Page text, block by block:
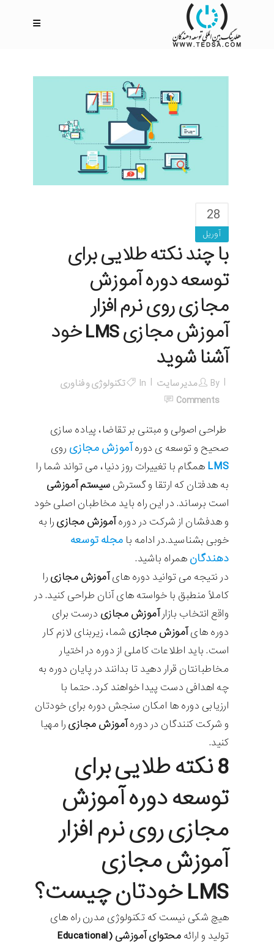
28
آوریل
با چند نکته طلایی برای
توسعه دوره آموزش
مجازی روی نرم افزار
آموزش مجازی LMS خود
آشنا شوید
By مدیر سایت In
تکنولوژی و فناوری
Comments
طراحی اصولی و مبتنی بر تقاضا، پیاده سازی
صحیح و توسعه ی دورهآموزش مجازی روی
LMS همگام با تغییرات روز دنیا، می تواند شما را
به هدفتان که ارتقا و گسترش سیستم آموزشی
است برساند. در این راه باید مخاطبان اصلی خود
و هدفشان از شرکت در دورهآموزش مجازی را به
خوبی بشناسید.در ادامه با مجله توسعه
دهندگان همراه باشید.
در نتیجه می توانید دوره هایآموزش مجازی را
کاملاً منطبق با خواسته های آنان طراحی کنید. در
واقع انتخاب بازارآموزش مجازی درست برای
دوره هایآموزش مجازی شما، زیربنای لازم کار
است. باید اطلاعات کاملی از دوره در اختیار
مخاطبانتان قرار دهید تا بدانند در پایان دوره به
چه اهدافی دست پیدا خواهند کرد. حتما با
ارزیابی دوره ها امکان سنجش دوره برای خودتان
و شرکت کنندگان در دورهآموزش مجازی را مهیا
کنید.
8نکته طلایی برای
توسعه دوره آموزش
مجازی روینرم افزار
آموزش مجازی
LMSخودتان چیست؟
هیچ شکی نیست که تکنولوژی مدرن راه های
تولید و ارائه
محتوای آموزشی (Educational